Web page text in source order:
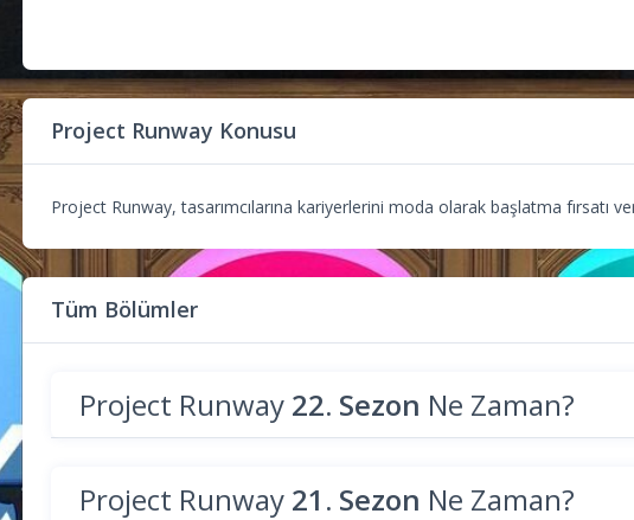
Project Runway Konusu
Project Runway, tasarımcılarına kariyerlerini moda olarak başlatma fırsatı
Tüm Bölümler
Project Runway 22. Sezon Ne Zaman?
Project Runway 21. Sezon Ne Zaman?